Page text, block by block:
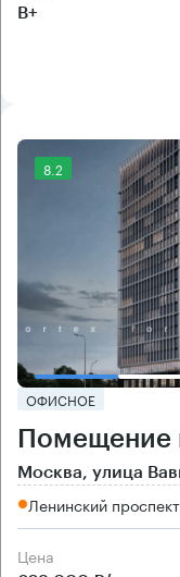
B+
8.2
ОФИСНОЕ
Помещение
Москва, улица
Ленинский
Цена